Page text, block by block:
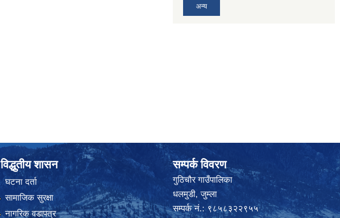
अन्य
विद्धुतीय शासन
घटना दर्ता
सामाजिक सुरक्षा
नागरिक वडापत्र
सम्पर्क विवरण
गुठिचौर गाउँपालिका
धलमुडी, जुम्ला
सम्पर्क नं.: ९८५८३२२९५५